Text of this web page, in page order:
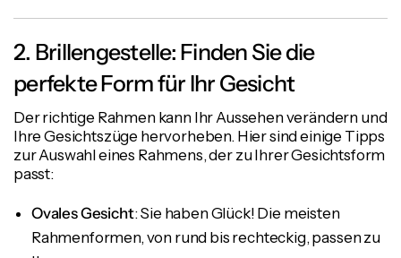
2. Brillengestelle: Finden Sie die
perfekte Form für Ihr Gesicht
Der richtige Rahmen kann Ihr Aussehen verändern und
Ihre Gesichtszüge hervorheben. Hier sind einige Tipps
zur Auswahl eines Rahmens, der zu Ihrer Gesichtsform
passt:
Ovales Gesicht: Sie haben Glück! Die meisten
Rahmenformen, von rund bis rechteckig, passen zu